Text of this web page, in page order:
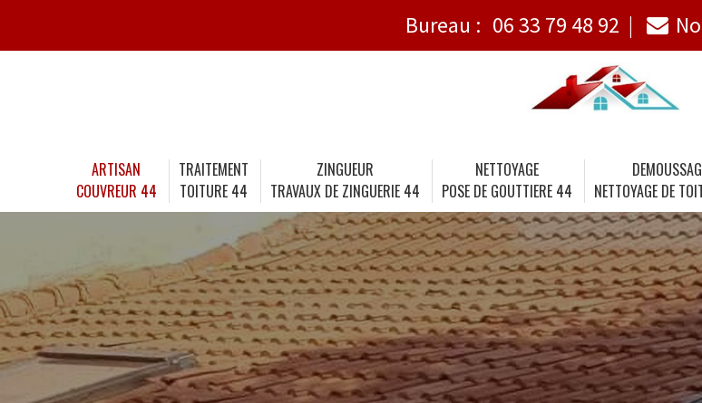
Bureau : 06 33 79 48 92
ARTISAN
COUVREUR 44
TRAITEMENT
TOITURE 44
ZINGUEUR
TRAVAUX DE ZINGUERIE 44
NETTOYAGE
POSE DE GOUTTIERE 44
NETTOYAGE DE